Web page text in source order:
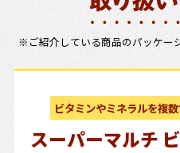
※ご紹介している商品のパッケー
ビタミンやミネラルを複
スーパーマルチ